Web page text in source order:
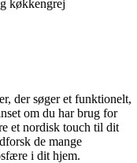
køkkengrej
der søger et funktionelt,
om du har brug for
et nordisk touch til dit
de mange
i dit hjem.